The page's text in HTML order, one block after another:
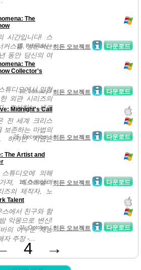
The
시간입니다! 스
커스를 방문하는
동안 당신의 여
다운로드
16, February /히든 오브젝트
The
Collector's
튜디오에서 인형
외관 시리즈의
, 조사하는 새로
다운로드
18, January /히든 오브젝트
Midnight's Call
전 세계 크리스
보존하는 마법의
. 하지만 지금은
다운로드
25, December /히든 오브젝트
The Artist and
튜디오에 의해
져, 베스트셀러
즈의 제작자, 노
다운로드
18, October /히든 오브젝트
Talent
스에서 친구와 함
악몽으로 변신!
의 어두운 재능
자 주장 -...
다운로드
11, October /히든 오브젝트
4 →